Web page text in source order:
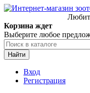
Корзина ждет
Выберите любое
Найти
Вход
Регистрация